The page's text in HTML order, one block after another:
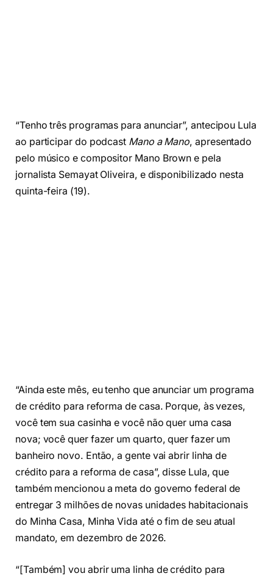
“Tenho três programas para anunciar”, antecipou Lula
ao participar do podcast Mano a Mano, apresentado
pelo músico e compositor Mano Brown e pela
jornalista Semayat Oliveira, e disponibilizado nesta
quinta-feira (19).
“Ainda este mês, eu tenho que anunciar um programa
de crédito para reforma de casa. Porque, às vezes,
você tem sua casinha e você não quer uma casa
nova; você quer fazer um quarto, quer fazer um
banheiro novo. Então, a gente vai abrir linha de
crédito para a reforma de casa”, disse Lula, que
também mencionou a meta do governo federal de
entregar 3 milhões de novas unidades habitacionais
do Minha Casa, Minha Vida até o fim de seu atual
mandato, em dezembro de 2026.
“[Também] vou abrir uma linha de crédito para